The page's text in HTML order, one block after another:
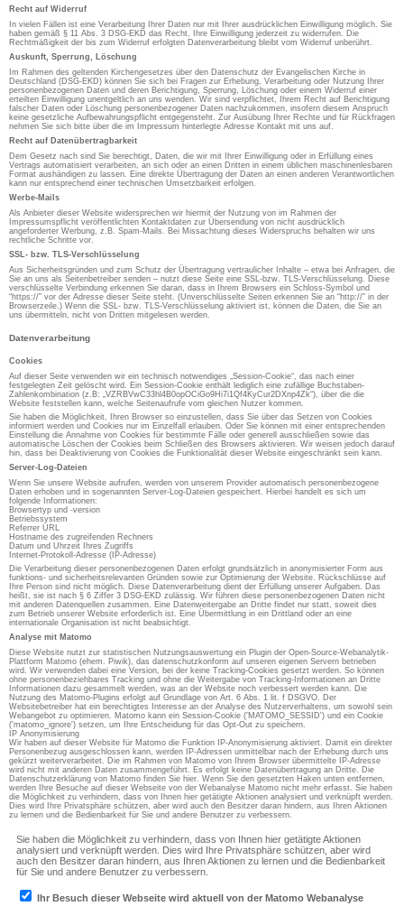
Recht auf Widerruf
In vielen Fällen ist eine Verarbeitung Ihrer Daten nur mit Ihrer ausdrücklichen Einwilligung möglich. Sie
haben gemäß § 11 Abs. 3 DSG-EKD das Recht, Ihre Einwilligung jederzeit zu widerrufen. Die
Rechtmäßigkeit der bis zum Widerruf erfolgten Datenverarbeitung bleibt vom Widerruf unberührt.
Auskunft, Sperrung, Löschung
Im Rahmen des geltenden Kirchengesetzes über den Datenschutz der Evangelischen Kirche in
Deutschland (DSG-EKD) können Sie sich bei Fragen zur Erhebung, Verarbeitung oder Nutzung Ihrer
personenbezogenen Daten und deren Berichtigung, Sperrung, Löschung oder einem Widerruf einer
erteilten Einwilligung unentgeltlich an uns wenden. Wir sind verpflichtet, Ihrem Recht auf Berichtigung
falscher Daten oder Löschung personenbezogener Daten nachzukommen, insofern diesem Anspruch
keine gesetzliche Aufbewahrungspflicht entgegensteht. Zur Ausübung Ihrer Rechte und für Rückfragen
nehmen Sie sich bitte über die im Impressum hinterlegte Adresse Kontakt mit uns auf.
Recht auf Datenübertragbarkeit
Dem Gesetz nach sind Sie berechtigt, Daten, die wir mit Ihrer Einwilligung oder in Erfüllung eines
Vertrags automatisiert verarbeiten, an sich oder an einen Dritten in einem üblichen maschinenlesbaren
Format aushändigen zu lassen. Eine direkte Übertragung der Daten an einen anderen Verantwortlichen
kann nur entsprechend einer technischen Umsetzbarkeit erfolgen.
Werbe-Mails
Als Anbieter dieser Website widersprechen wir hiermit der Nutzung von im Rahmen der
Impressumspflicht veröffentlichten Kontaktdaten zur Übersendung von nicht ausdrücklich
angeforderter Werbung, z.B. Spam-Mails. Bei Missachtung dieses Widerspruchs behalten wir uns
rechtliche Schritte vor.
SSL- bzw. TLS-Verschlüsselung
Aus Sicherheitsgründen und zum Schutz der Übertragung vertraulicher Inhalte – etwa bei Anfragen, die
Sie an uns als Seitenbetreiber senden – nutzt diese Seite eine SSL-bzw. TLS-Verschlüsselung. Diese
verschlüsselte Verbindung erkennen Sie daran, dass in Ihrem Browsers ein Schloss-Symbol und
“https://” vor der Adresse dieser Seite steht. (Unverschlüsselte Seiten erkennen Sie an “http://” in der
Browserzeile.) Wenn die SSL- bzw. TLS-Verschlüsselung aktiviert ist, können die Daten, die Sie an
uns übermitteln, nicht von Dritten mitgelesen werden.
Datenverarbeitung
Cookies
Auf dieser Seite verwenden wir ein technisch notwendiges „Session-Cookie“, das nach einer
festgelegten Zeit gelöscht wird. Ein Session-Cookie enthält lediglich eine zufällige Buchstaben-
Zahlenkombination (z.B: „VZRBVwC33hl4B0opOCiGo9Hi7i1Qf4KyCur2DXnp4Zk“), über die die
Website feststellen kann, welche Seitenaufrufe vom gleichen Nutzer kommen.
Sie haben die Möglichkeit, Ihren Browser so einzustellen, dass Sie über das Setzen von Cookies
informiert werden und Cookies nur im Einzelfall erlauben. Oder Sie können mit einer entsprechenden
Einstellung die Annahme von Cookies für bestimmte Fälle oder generell ausschließen sowie das
automatische Löschen der Cookies beim Schließen des Browsers aktivieren. Wir weisen jedoch darauf
hin, dass bei Deaktivierung von Cookies die Funktionalität dieser Website eingeschränkt sein kann.
Server-Log-Dateien
Wenn Sie unsere Website aufrufen, werden von unserem Provider automatisch personenbezogene
Daten erhoben und in sogenannten Server-Log-Dateien gespeichert. Hierbei handelt es sich um
folgende Informationen:
Browsertyp und -version
Betriebssystem
Referrer URL
Hostname des zugreifenden Rechners
Datum und Uhrzeit Ihres Zugriffs
Internet-Protokoll-Adresse (IP-Adresse)
Die Verarbeitung dieser personenbezogenen Daten erfolgt grundsätzlich in anonymisierter Form aus
funktions- und sicherheitsrelevanten Gründen sowie zur Optimierung der Website. Rückschlüsse auf
Ihre Person sind nicht möglich. Diese Datenverarbeitung dient der Erfüllung unserer Aufgaben. Das
heißt, sie ist nach § 6 Ziffer 3 DSG-EKD zulässig. Wir führen diese personenbezogenen Daten nicht
mit anderen Datenquellen zusammen. Eine Datenweitergabe an Dritte findet nur statt, soweit dies
zum Betrieb unserer Website erforderlich ist. Eine Übermittlung in ein Drittland oder an eine
internationale Organisation ist nicht beabsichtigt.
Analyse mit Matomo
Diese Website nutzt zur statistischen Nutzungsauswertung ein Plugin der Open-Source-Webanalytik-
Plattform Matomo (ehem. Piwik), das datenschutzkonform auf unseren eigenen Servern betrieben
wird. Wir verwenden dabei eine Version, bei der keine Tracking-Cookies gesetzt werden. So können
ohne personenbeziehbares Tracking und ohne die Weitergabe von Tracking-Informationen an Dritte
Informationen dazu gesammelt werden, was an der Website noch verbessert werden kann. Die
Nutzung des Matomo-Plugins erfolgt auf Grundlage von Art. 6 Abs. 1 lit. f DSGVO. Der
Websitebetreiber hat ein berechtigtes Interesse an der Analyse des Nutzerverhaltens, um sowohl sein
Webangebot zu optimieren. Matomo kann ein Session-Cookie ('MATOMO_SESSID') und ein Cookie
('matomo_ignore') setzen, um Ihre Entscheidung für das Opt-Out zu speichern.
IP Anonymisierung
Wir haben auf dieser Website für Matomo die Funktion IP-Anonymisierung aktiviert. Damit ein direkter
Personenbezug ausgeschlossen kann, werden IP-Adressen unmittelbar nach der Erhebung durch uns
gekürzt weiterverarbeitet. Die im Rahmen von Matomo von Ihrem Browser übermittelte IP-Adresse
wird nicht mit anderen Daten zusammengeführt. Es erfolgt keine Datenübertragung an Dritte. Die
Datenschutzerklärung von Matomo finden Sie hier. Wenn Sie den gesetzten Haken unten entfernen,
werden Ihre Besuche auf dieser Webseite von der Webanalyse Matomo nicht mehr erfasst. Sie haben
die Möglichkeit zu verhindern, dass von Ihnen hier getätigte Aktionen analysiert und verknüpft werden.
Dies wird Ihre Privatsphäre schützen, aber wird auch den Besitzer daran hindern, aus Ihren Aktionen
zu lernen und die Bedienbarkeit für Sie und andere Benutzer zu verbessern.